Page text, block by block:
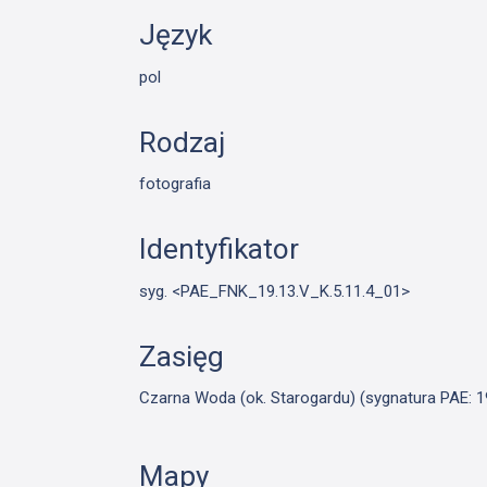
Język
pol
Rodzaj
fotografia
Identyfikator
syg. <PAE_FNK_19.13.V_K.5.11.4_01>
Zasięg
Czarna Woda (ok. Starogardu) (sygnatura PAE:
Mapy